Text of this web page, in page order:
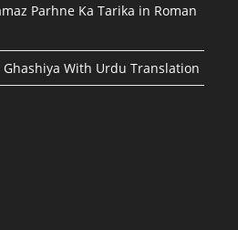
Parhne Ka Tarika in Roman
Ghashiya With Urdu Translation